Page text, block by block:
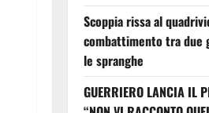
Scoppia rissa al
combattimento tra due
le spranghe
GUERRIERO LANCIA IL